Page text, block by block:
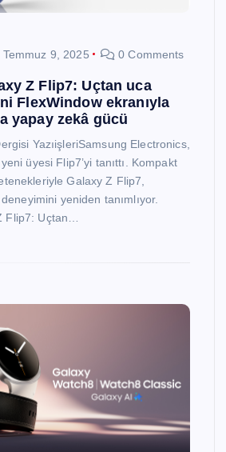
Temmuz 9, 2025 0 Comments
Z Flip7: Uçtan uca
FlexWindow ekranıyla
yapay zekâ gücü
YazıişleriSamsung Electronics,
üyesi Flip7’yi tanıttı. Kompakt
Galaxy Z Flip7,
yeniden tanımlıyor.
Flip7: Uçtan…